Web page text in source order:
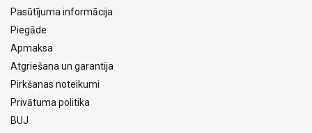
Pasūtījuma informācija
Piegāde
Apmaksa
Atgriešana un garantija
Pirkšanas noteikumi
Privātuma politika
BUJ